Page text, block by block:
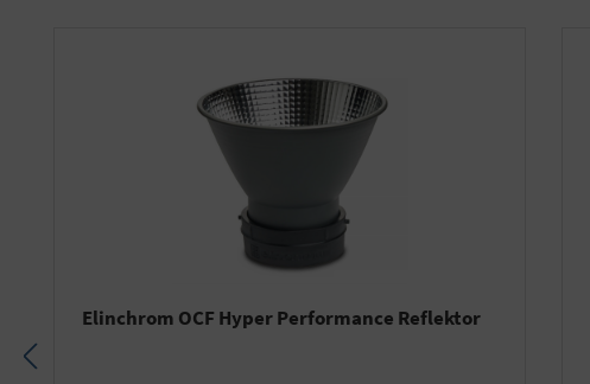
Elinchrom OCF Hyper Performance Reflektor